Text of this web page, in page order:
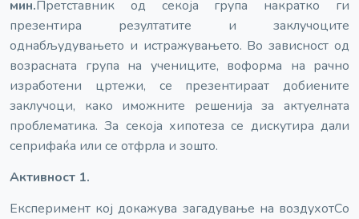
мин.Претставник од секоја група накратко ги
презентира резултатите и заклучоците
однабљудувањето и истражувањето. Во зависност од
возрасната група на учениците, воформа на рачно
изработени цртежи, се презентираат добиените
заклучоци, како иможните решенија за актуелната
проблематика. За секоја хипотеза се дискутира дали
сеприфаќа или се отфрла и зошто.
Активност 1.
Експеримент кој докажува загадување на воздухотСо